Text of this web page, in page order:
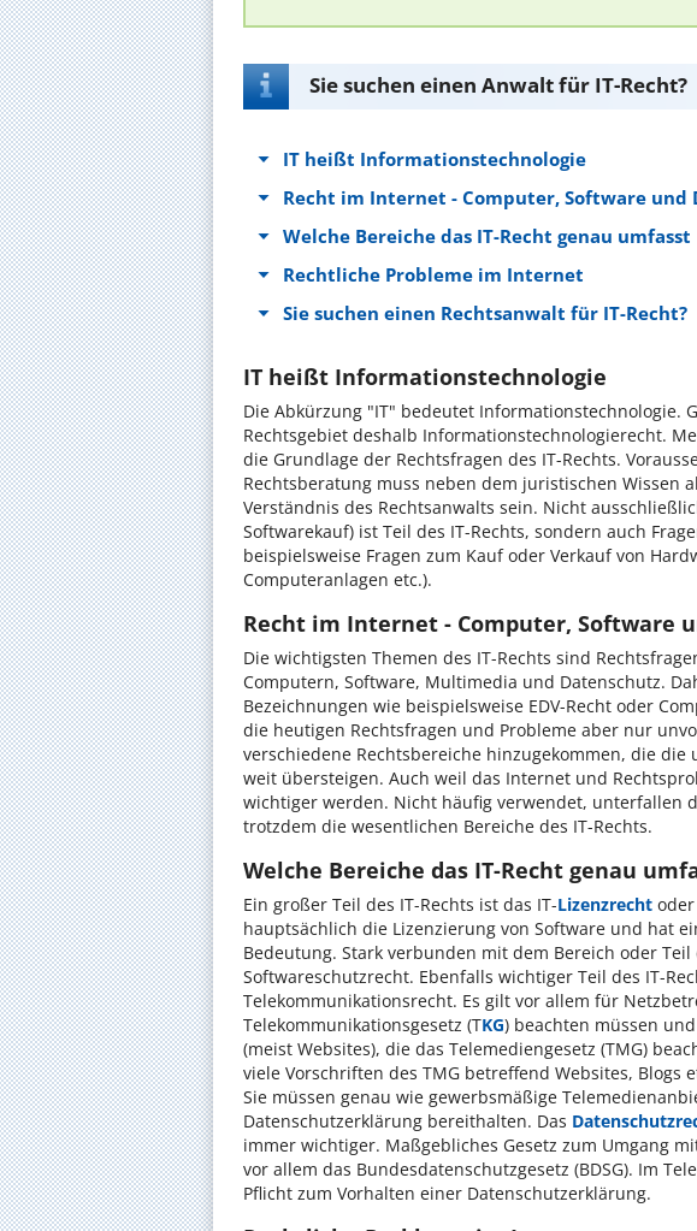
Sie suchen einen Anwalt für IT-Recht?
IT heißt Informationstechnologie
Recht im Internet - Computer, Software und
Welche Bereiche das IT-Recht genau umfasst
Rechtliche Probleme im Internet
Sie suchen einen Rechtsanwalt für IT-Recht?
IT heißt Informationstechnologie
Die Abkürzung "IT" bedeutet Informationstechnologie.
Rechtsgebiet deshalb Informationstechnologierecht.
die Grundlage der Rechtsfragen des IT-Rechts.
Rechtsberatung muss neben dem juristischen Wissen
Verständnis des Rechtsanwalts sein. Nicht
Softwarekauf) ist Teil des IT-Rechts, sondern auch
beispielsweise Fragen zum Kauf oder Verkauf von
Computeranlagen etc.).
Recht im Internet - Computer, Software
Die wichtigsten Themen des IT-Rechts sind
Computern, Software, Multimedia und Datenschutz.
Bezeichnungen wie beispielsweise EDV-Recht oder
die heutigen Rechtsfragen und Probleme aber nur
verschiedene Rechtsbereiche hinzugekommen, die
weit übersteigen. Auch weil das Internet und
wichtiger werden. Nicht häufig verwendet, unterfallen
trotzdem die wesentlichen Bereiche des IT-Rechts.
Welche Bereiche das IT-Recht genau
Ein großer Teil des IT-Rechts ist das IT-Lizenzrecht oder
hauptsächlich die Lizenzierung von Software und hat
Bedeutung. Stark verbunden mit dem Bereich oder
Softwareschutzrecht. Ebenfalls wichtiger Teil des IT-
Telekommunikationsrecht. Es gilt vor allem für
Telekommunikationsgesetz (TKG) beachten müssen
(meist Websites), die das Telemediengesetz (TMG)
viele Vorschriften des TMG betreffend Websites, Blogs
Sie müssen genau wie gewerbsmäßige
Datenschutzerklärung bereithalten. Das
immer wichtiger. Maßgebliches Gesetz zum Umgang
vor allem das Bundesdatenschutzgesetz (BDSG). Im
Pflicht zum Vorhalten einer Datenschutzerklärung.